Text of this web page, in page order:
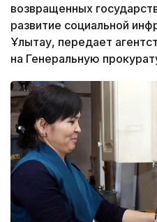
возвращенных
развитие социальной
Ұлытау, передает
на Генеральную